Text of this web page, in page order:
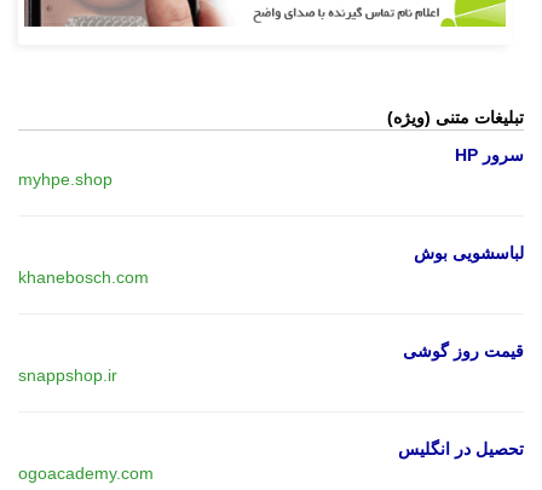
تبلیغات متنی (ویژه)
سرور HP
myhpe.shop
لباسشویی بوش
khanebosch.com
قیمت روز گوشی
snappshop.ir
تحصیل در انگلیس
ogoacademy.com